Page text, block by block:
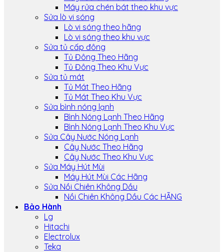
Máy rửa chén bát theo khu vực
Sửa lò vi sóng
Lò vi sóng theo hãng
Lò vi sóng theo khu vực
Sửa tủ cấp đông
Tủ Đông Theo Hãng
Tủ Đông Theo Khu Vực
Sửa tủ mát
Tủ Mát Theo Hãng
Tủ Mát Theo Khu Vực
Sửa bình nóng lạnh
Bình Nóng Lạnh Theo Hãng
Bình Nóng Lạnh Theo Khu Vực
Sửa Cây Nước Nóng Lạnh
Cây Nước Theo Hãng
Cây Nước Theo Khu Vực
Sửa Máy Hút Mùi
Máy Hút Mùi Các Hãng
Sửa Nồi Chiên Không Dầu
Nồi Chiên Không Dầu Các HÃNG
Bảo Hành
Lg
Hitachi
Electrolux
Teka